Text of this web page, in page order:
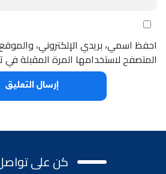
احفظ اسمي، بريدي الإلكتروني،
المتصفح لاستخدامها المرة المقبلة في
كن على